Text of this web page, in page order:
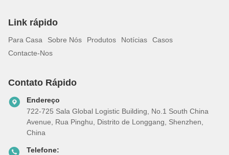
Link rápido
Para Casa Sobre Nós Produtos Notícias
Casos
Contacte-Nos
Contato Rápido
Endereço
722-725 Sala Global Logistic Building, No.1 South China
Avenue, Rua Pinghu, Distrito de Longgang, Shenzhen,
China
Telefone: